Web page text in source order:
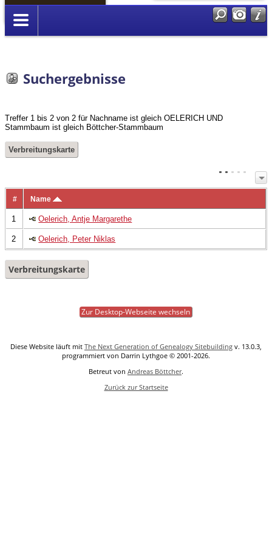
Anmelden
Suchergebnisse
Treffer 1 bis 2 von 2 für Nachname ist gleich OELERICH UND
Stammbaum ist gleich Böttcher-Stammbaum
Verbreitungskarte
# Name
1 Oelerich, Antje Margarethe
2 Oelerich, Peter Niklas
Verbreitungskarte
Zur Desktop-Webseite wechseln
Diese Website läuft mit The Next Generation of Genealogy Sitebuilding v. 13.0.3,
programmiert von Darrin Lythgoe © 2001-2026.
Betreut von Andreas Böttcher.
Zurück zur Startseite